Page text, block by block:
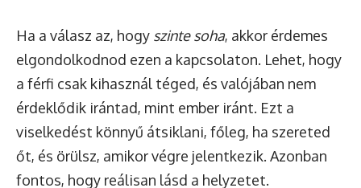
Ha a válasz az, hogy szinte soha, akkor érdemes
elgondolkodnod ezen a kapcsolaton. Lehet, hogy
a férfi csak kihasznál téged, és valójában nem
érdeklődik irántad, mint ember iránt. Ezt a
viselkedést könnyű átsiklani, főleg, ha szereted
őt, és örülsz, amikor végre jelentkezik. Azonban
fontos, hogy reálisan lásd a helyzetet.